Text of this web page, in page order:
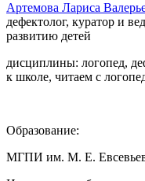
Артемова Лариса
дефектолог, куратор и
развитию детей
дисциплины: логопед,
к школе, читаем с
Образование:
МГПИ им. М. Е.